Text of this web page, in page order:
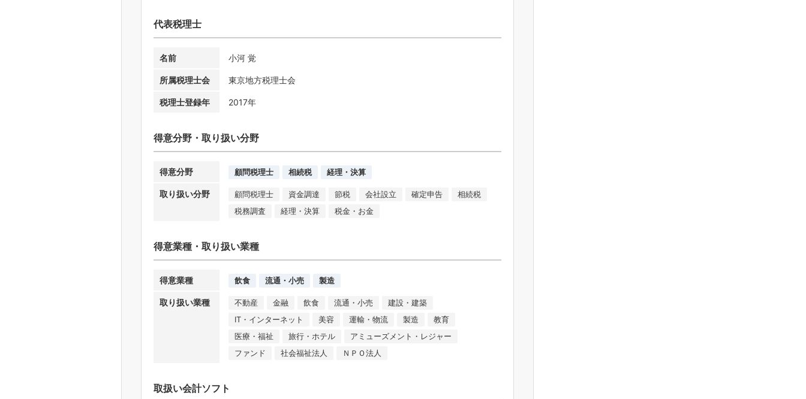
代表税理士
名前 小河 覚
所属税理士会 東京地方税理士会
税理士登録年 2017年
得意分野・取り扱い分野
得意分野 顧問税理士 相続税 経理・決算
取り扱い分野 顧問税理士 資金調達 節税 会社設立 確定申告
相続税
税務調査
経理・決算 税金・お金
得意業種・取り扱い業種
得意業種 飲食 流通・小売 製造
取り扱い業種 不動産 金融 飲食 流通・小売
建設・建築
IT・インターネット
美容 運輸・物流 製造
教育
医療・福祉
旅行・ホテル
アミューズメント・レジャー
ファンド
社会福祉法人 ＮＰＯ法人
取扱い会計ソフト